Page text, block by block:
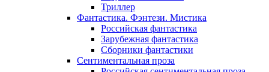
Триллер
Фантастика. Фэнтези. Мистика
Российская фантастика
Зарубежная фантастика
Сборники фантастики
Сентиментальная проза